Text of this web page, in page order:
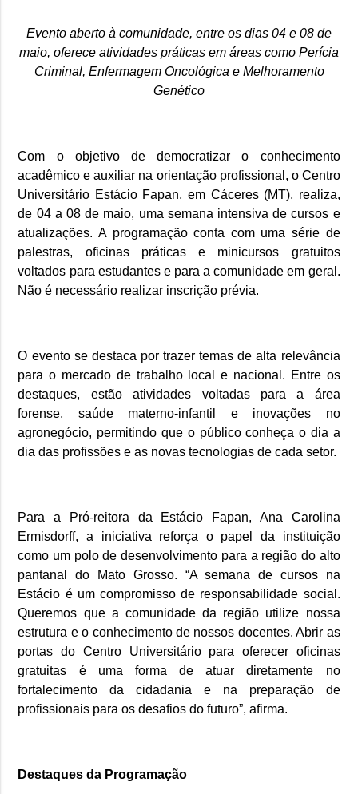
Evento aberto à comunidade, entre os dias 04 e 08 de
maio, oferece atividades práticas em áreas como Perícia
Criminal, Enfermagem Oncológica e Melhoramento
Genético
Com o objetivo de democratizar o conhecimento
acadêmico e auxiliar na orientação profissional, o Centro
Universitário Estácio Fapan, em Cáceres (MT), realiza,
de 04 a 08 de maio, uma semana intensiva de cursos e
atualizações. A programação conta com uma série de
palestras, oficinas práticas e minicursos gratuitos
voltados para estudantes e para a comunidade em geral.
Não é necessário realizar inscrição prévia.
O evento se destaca por trazer temas de alta relevância
para o mercado de trabalho local e nacional. Entre os
destaques, estão atividades voltadas para a área
forense, saúde materno-infantil e inovações no
agronegócio, permitindo que o público conheça o dia a
dia das profissões e as novas tecnologias de cada setor.
Para a Pró-reitora da Estácio Fapan, Ana Carolina
Ermisdorff, a iniciativa reforça o papel da instituição
como um polo de desenvolvimento para a região do alto
pantanal do Mato Grosso. “A semana de cursos na
Estácio é um compromisso de responsabilidade social.
Queremos que a comunidade da região utilize nossa
estrutura e o conhecimento de nossos docentes. Abrir as
portas do Centro Universitário para oferecer oficinas
gratuitas é uma forma de atuar diretamente no
fortalecimento da cidadania e na preparação de
profissionais para os desafios do futuro”, afirma.
Destaques da Programação